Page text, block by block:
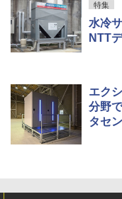
特集
水冷
NTT
エク
分野
タセ